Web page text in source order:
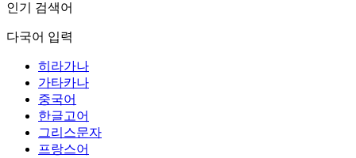
인기 검색어
다국어 입력
히라가나
가타카나
중국어
한글고어
그리스문자
프랑스어